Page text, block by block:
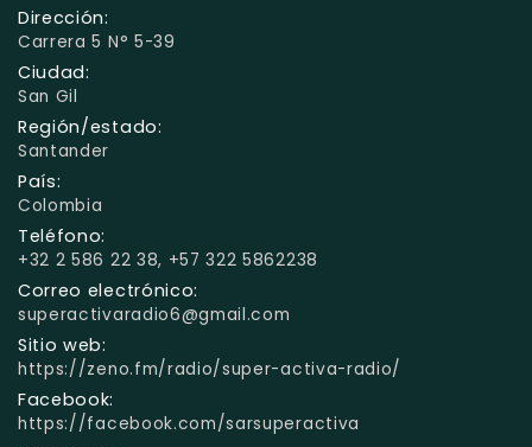
Dirección:
Carrera 5 N° 5-39
Ciudad:
San Gil
Región/estado:
Santander
País:
Colombia
Teléfono:
+32 2 586 22 38, +57 322 5862238
Correo electrónico:
superactivaradio6@gmail.com
Sitio web:
https://zeno.fm/radio/super-activa-radio/
Facebook:
https://facebook.com/sarsuperactiva